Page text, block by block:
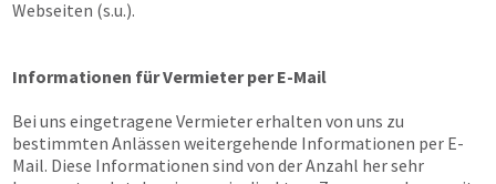
Webseiten (s.u.).
Informationen für Vermieter per E-Mail
Bei uns eingetragene Vermieter erhalten von uns zu
bestimmten Anlässen weitergehende Informationen per E-
Mail. Diese Informationen sind von der Anzahl her sehr